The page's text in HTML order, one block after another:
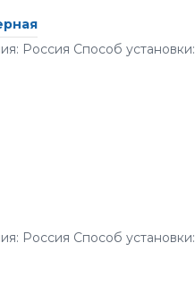
Россия Способ установки:
Россия Способ установки: